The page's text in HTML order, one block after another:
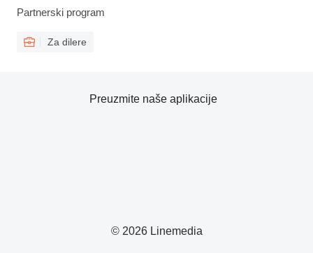
Partnerski program
Za dilere
© 2026 Linemedia
Preuzmite naše aplikacije